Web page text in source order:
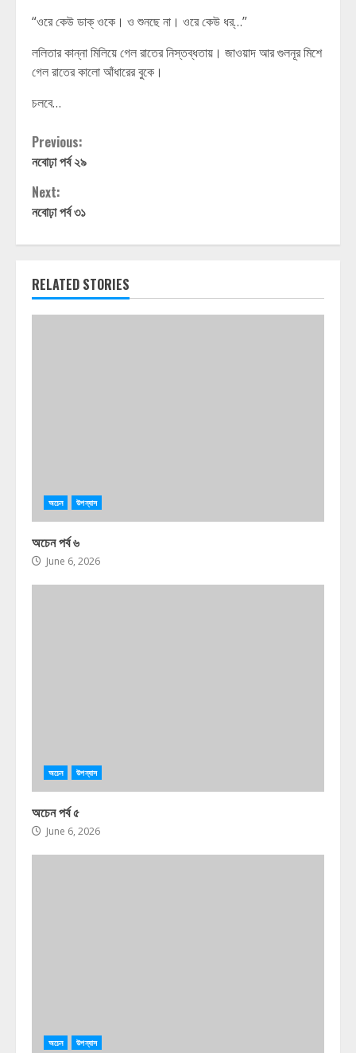
“ওরে কেউ ডাক্ ওকে। ও শুনছে না। ওরে কেউ ধর্…”
ললিতার কান্না মিলিয়ে গেল রাতের নিস্তব্ধতায়। জাওয়াদ আর গুলনূর মিশে
গেল রাতের কালো আঁধারের বুকে।
চলবে…
Continue
Reading
Previous:
নবোঢ়া পর্ব ২৯
Next:
নবোঢ়া পর্ব ৩১
RELATED STORIES
অচেন উপন্যাস
অচেন পর্ব ৬
June 6, 2026
অচেন উপন্যাস
অচেন পর্ব ৫
June 6, 2026
অচেন উপন্যাস